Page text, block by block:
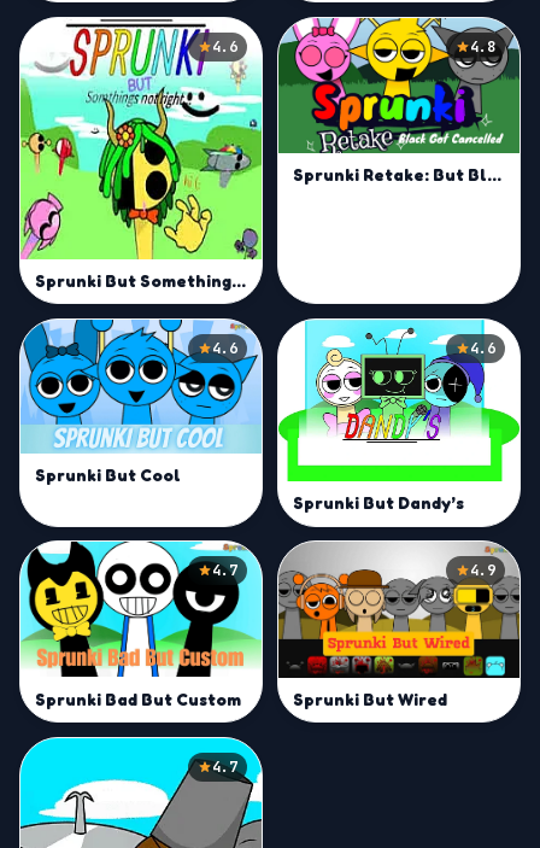
4.6
Sprunki But Something's Not Right
4.8
Sprunki Retake: But Black Cancelled
4.6
Sprunki But Cool
4.6
Sprunki But Dandy’s
4.7
Sprunki Bad But Custom
4.9
Sprunki But Wired
4.7